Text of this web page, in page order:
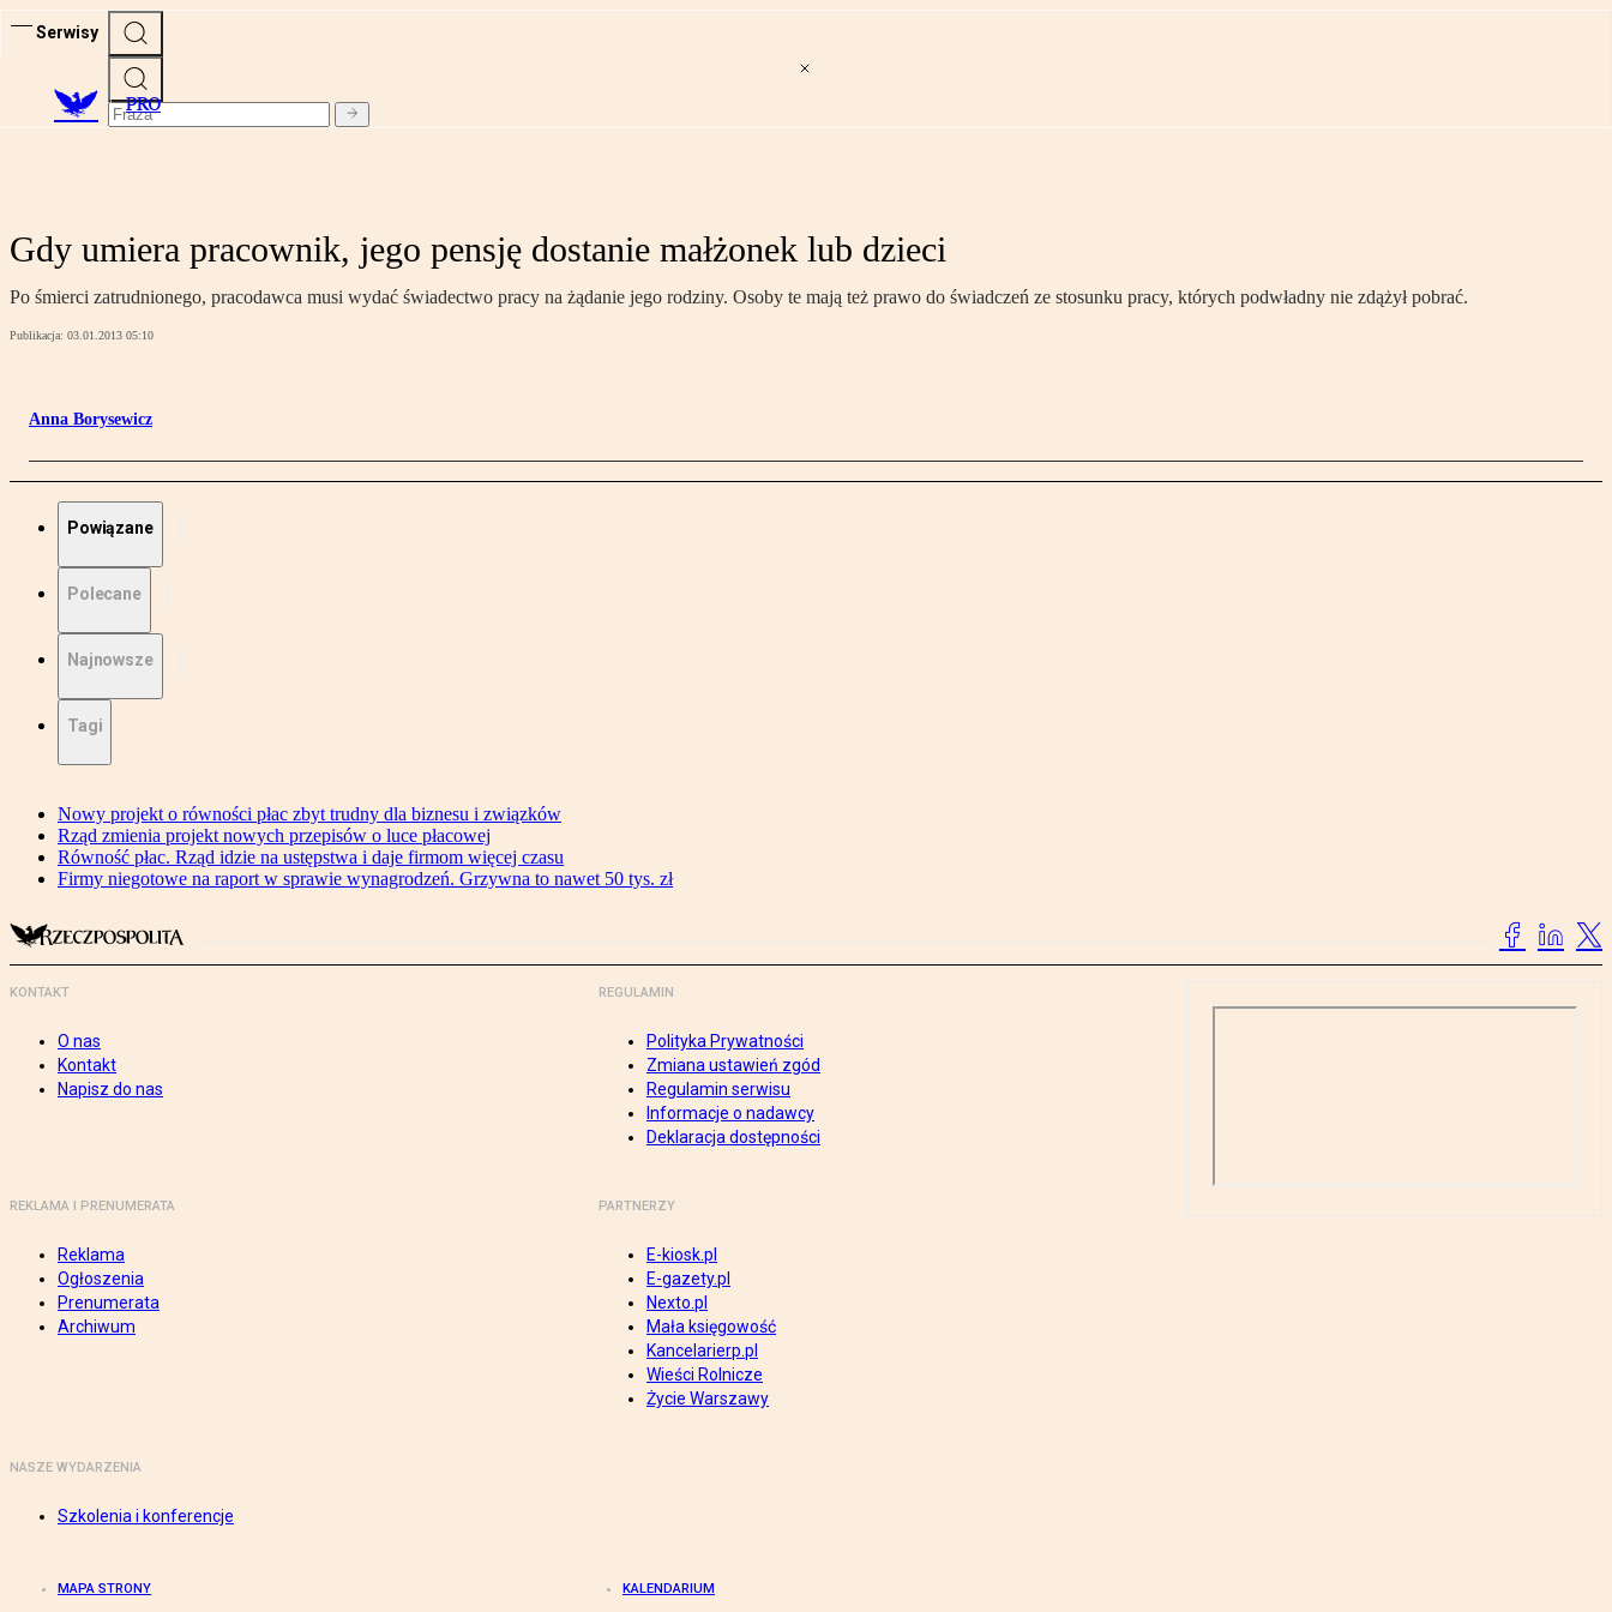
Serwisy
PRO
Gdy umiera pracownik, jego pensję dostanie małżonek lub dzieci
Po śmierci zatrudnionego, pracodawca musi wydać świadectwo pracy na żądanie jego rodziny. Osoby te mają też prawo do świadczeń ze stosunku pracy, których podwładny nie zdążył pobrać.
Publikacja: 03.01.2013 05:10
Anna Borysewicz
Powiązane
Polecane
Najnowsze
Tagi
Nowy projekt o równości płac zbyt trudny dla biznesu i związków
Rząd zmienia projekt nowych przepisów o luce płacowej
Równość płac. Rząd idzie na ustępstwa i daje firmom więcej czasu
Firmy niegotowe na raport w sprawie wynagrodzeń. Grzywna to nawet 50 tys. zł
KONTAKT
O nas
Kontakt
Napisz do nas
REGULAMIN
Polityka Prywatności
Zmiana ustawień zgód
Regulamin serwisu
Informacje o nadawcy
Deklaracja dostępności
REKLAMA I PRENUMERATA
Reklama
Ogłoszenia
Prenumerata
Archiwum
PARTNERZY
E-kiosk.pl
E-gazety.pl
Nexto.pl
Mała księgowość
Kancelarierp.pl
Wieści Rolnicze
Życie Warszawy
NASZE WYDARZENIA
Szkolenia i konferencje
MAPA STRONY KALENDARIUM